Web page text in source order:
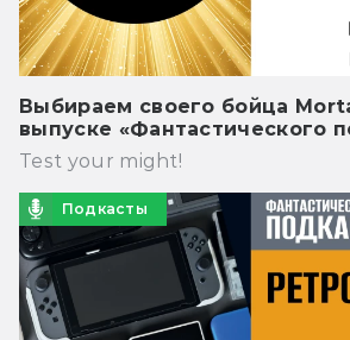
Выбираем своего бойца
выпуске «Фантастического
Test your might!
Подкасты